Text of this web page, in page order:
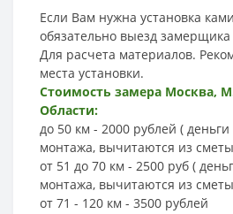
Если Вам нужна установка
обязательно выезд замерщика
Для расчета материалов.
места установки.
Стоимость замера Москва,
Области:
до 50 км - 2000 рублей ( деньги
монтажа, вычитаются из
от 51 до 70 км - 2500 руб (
монтажа, вычитаются из
от 71 - 120 км - 3500 рублей